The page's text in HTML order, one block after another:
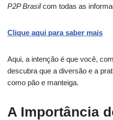
P2P Brasilcom todas as
Clique aqui para saber mais
Aqui, a intenção é que você,
descubra que a diversão e a
como pão e manteiga.
A Importância